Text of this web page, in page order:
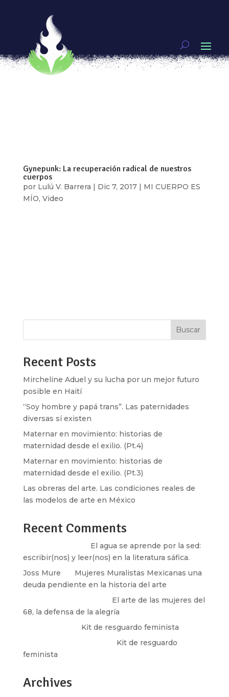
Ginecología Natural: Autoconocimiento y poder
porPamela Ballesteros
CUERPO ES MÍO
“No tengo salud porque perdí el saber de mí.
Gynepunk: La recuperación radical de nuestros
cuerpos
por Lulú V. Barrera | Dic 7, 2017| MI CUERPO ES
MÍO, Video
Buscar
Recent Posts
Mircheline Aduel y su lucha por un mejor futuro
posible en Haití
“Soy hombre y papá trans”. Las paternidades
diversas sí existen
Maternar en movimiento: historias de
maternidad desde el exilio. (Pt.4)
Maternar en movimiento: historias de
maternidad desde el exilio. (Pt.3)
Las obreras del arte. Las condiciones reales de
las modelos de arte en México
Recent Comments
El agua se aprende por la sed:
escribir(nos) y leer(nos) en la literatura sáfica.
Joss Mure
Mujeres Muralistas Mexicanas una
deuda pendiente en la historia del arte
El arte de las mujeres del
68, la defensa de la alegría
Kit de resguardo feminista
Kit de resguardo
feminista
Archives